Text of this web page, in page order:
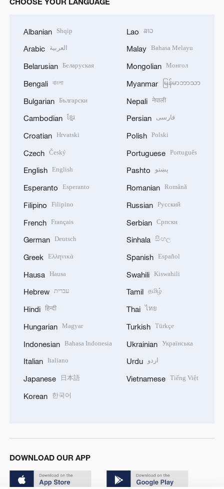
Albanian Shqip
Arabic العربية
Belarusian Беларуская
Bengali বাংলা
Bulgarian Български
Cambodian ខ្មែរ
Croatian Hrvatski
Czech Český
English English
Esperanto Esperanto
Filipino Filipino
French Français
German Deutsch
Greek Ελληνικά
Hausa Hausa
Hebrew עברית
Hindi हिन्दी
Hungarian Magyar
Indonesian Bahasa Indonesia
Italian Italiano
Japanese 日本語
Korean 한국어
Lao ລາວ
Malay Bahasa Melayu
Mongolian Монгол
Myanmar မြန်မာဘာသာ
Nepali नेपाली
Persian فارسی
Polish Polski
Portuguese Português
Pashto پښتو
Romanian Română
Russian Русский
Serbian Српски
Sinhala සිංහල
Spanish Español
Swahili Kiswahili
Tamil தமிழ்
Thai ไทย
Turkish Türkçe
Ukrainian Українська
Urdu اردو
Vietnamese Tiếng Việt
DOWNLOAD OUR APP